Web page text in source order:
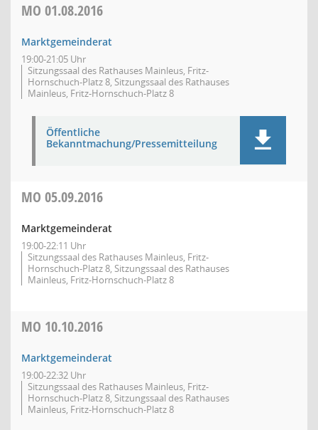
MO 01.08.2016
Marktgemeinderat
19:00-21:05 Uhr
Sitzungssaal des Rathauses Mainleus, Fritz-
Hornschuch-Platz 8, Sitzungssaal des Rathauses
Mainleus, Fritz-Hornschuch-Platz 8
Öffentliche
Bekanntmachung/Pressemitteilung
MO 05.09.2016
Marktgemeinderat
19:00-22:11 Uhr
Sitzungssaal des Rathauses Mainleus, Fritz-
Hornschuch-Platz 8, Sitzungssaal des Rathauses
Mainleus, Fritz-Hornschuch-Platz 8
MO 10.10.2016
Marktgemeinderat
19:00-22:32 Uhr
Sitzungssaal des Rathauses Mainleus, Fritz-
Hornschuch-Platz 8, Sitzungssaal des Rathauses
Mainleus, Fritz-Hornschuch-Platz 8